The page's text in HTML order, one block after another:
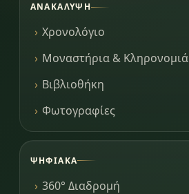
ΑΝΑΚΆΛΥΨΗ
Χρονολόγιο
Μοναστήρια & Κληρονομιά
Βιβλιοθήκη
Φωτογραφίες
ΨΗΦΙΑΚΆ
360° Διαδρομή